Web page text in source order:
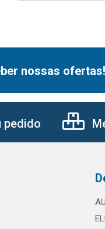
nossas ofertas!
pedido